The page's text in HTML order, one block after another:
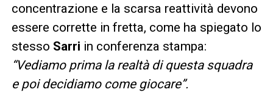
concentrazione e la scarsa reattività devono
essere corrette in fretta, come ha spiegato lo
stesso Sarri in conferenza stampa:
“Vediamo prima la realtà di questa squadra
e poi decidiamo come giocare”.